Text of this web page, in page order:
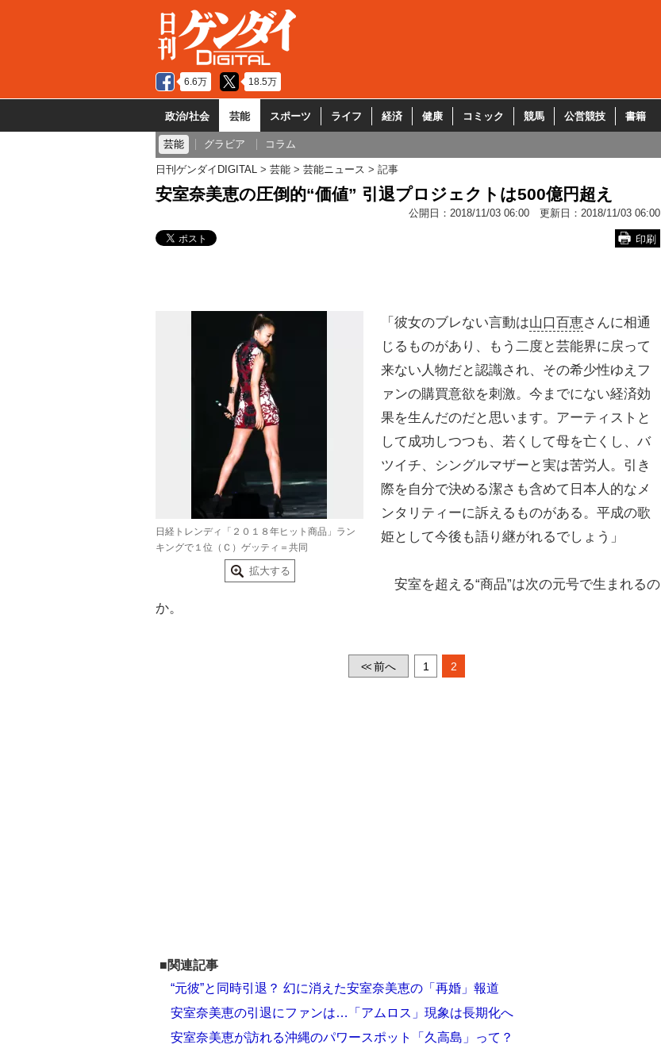
6.6万 18.5万
政治/社会 芸能 スポーツ ライフ 経済 健康 コミック 競馬 公営競技 書籍
芸能 グラビア コラム
日刊ゲンダイDIGITAL 芸能 芸能ニュース 記事
安室奈美恵の圧倒的“価値” 引退プロジェクトは500億円超え
公開日： 2018/11/03 06:00 更新日： 2018/11/03 06:00
印刷
日経トレンディ「２０１８年ヒット商品」ラン
キングで１位（Ｃ）ゲッティ＝共同
拡大する
「彼女のブレない言動は山口百恵さんに相通
じるものがあり、もう二度と芸能界に戻って
来ない人物だと認識され、その希少性ゆえフ
ァンの購買意欲を刺激。今までにない経済効
果を生んだのだと思います。アーティストと
して成功しつつも、若くして母を亡くし、バ
ツイチ、シングルマザーと実は苦労人。引き
際を自分で決める潔さも含めて日本人的なメ
ンタリティーに訴えるものがある。平成の歌
姫として今後も語り継がれるでしょう」
安室を超える“商品”は次の元号で生まれるの
か。
<<前へ 1 2
■関連記事
“元彼”と同時引退？ 幻に消えた安室奈美恵の「再婚」報道
安室奈美恵の引退にファンは…「アムロス」現象は長期化へ
安室奈美恵が訪れる沖縄のパワースポット「久高島」って？